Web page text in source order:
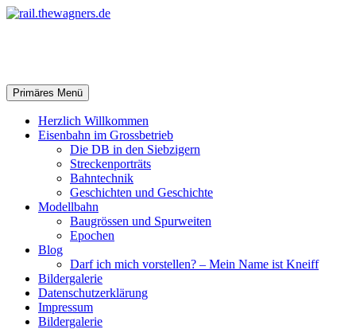
Zum
Suchen
Primäres Menü
Herzlich Willkommen
Eisenbahn im Grossbetrieb
Die DB in den Siebzigern
Streckenporträts
Bahntechnik
Geschichten und Geschichte
Modellbahn
Baugrössen und Spurweiten
Epochen
Blog
Darf ich mich vorstellen? – Mein Name ist Kneiff
Bildergalerie
Datenschutzerklärung
Impressum
Bildergalerie